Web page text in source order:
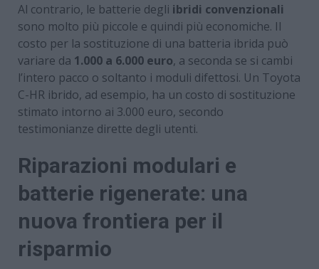
Al contrario, le batterie degli ibridi convenzionali
sono molto più piccole e quindi più economiche. Il
costo per la sostituzione di una batteria ibrida può
variare da 1.000 a 6.000 euro, a seconda se si cambi
l’intero pacco o soltanto i moduli difettosi. Un Toyota
C-HR ibrido, ad esempio, ha un costo di sostituzione
stimato intorno ai 3.000 euro, secondo
testimonianze dirette degli utenti.
Riparazioni modulari e
batterie rigenerate: una
nuova frontiera per il
risparmio